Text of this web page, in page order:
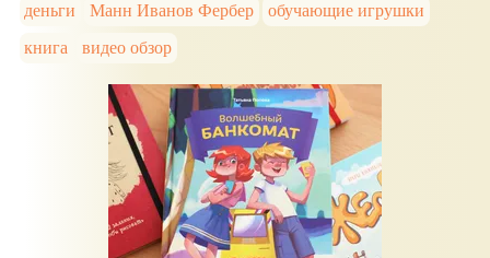
деньги Манн Иванов Фербер
обучающие игрушки
книга
видео обзор